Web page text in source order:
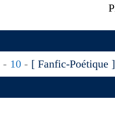
10 [ Fanfic-Poétique